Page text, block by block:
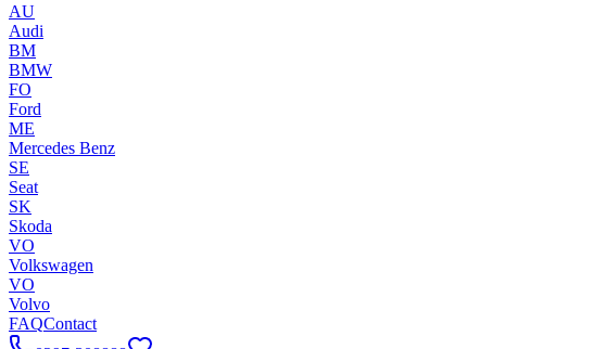
AU
Audi
BM
BMW
FO
Ford
ME
Mercedes Benz
SE
Seat
SK
Skoda
VO
Volkswagen
VO
Volvo
FAQContact